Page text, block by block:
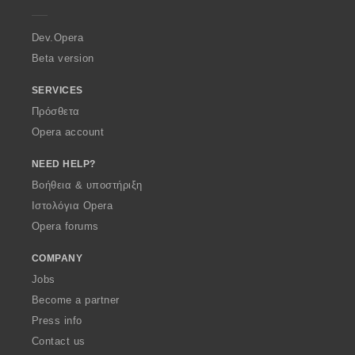
a
Dev.Opera
Beta version
SERVICES
Πρόσθετα
Opera account
NEED HELP?
Βοήθεια & υποστήριξη
Ιστολόγια Opera
Opera forums
COMPANY
Jobs
Become a partner
Press info
Contact us